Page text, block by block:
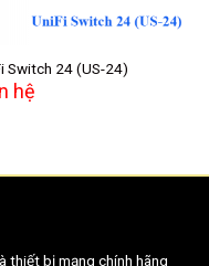
Switch 24 (US-24)
hệ
thiết bị mạng chính hãng